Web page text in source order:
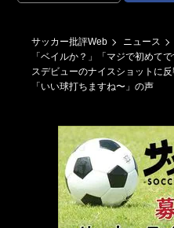
サッカー批評Web ニュース
「ベイルか？」「マジで初めて
スデビューのナイスショットに
「いい球打ちますね〜」の声